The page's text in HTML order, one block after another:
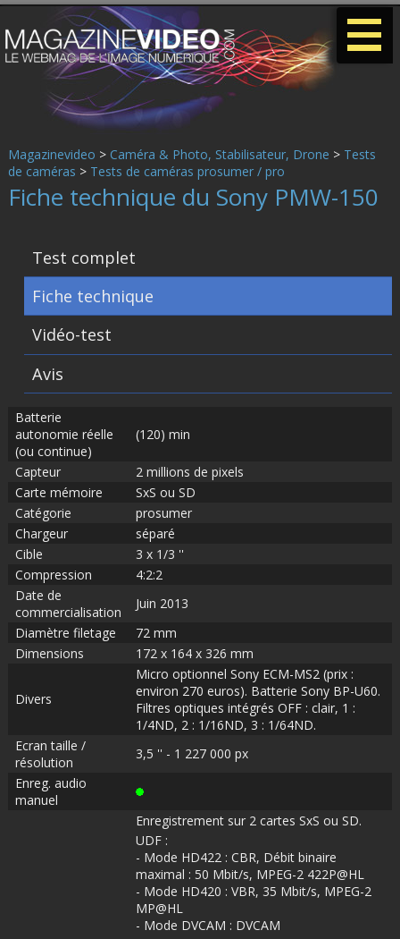
Magazinevideo > Caméra & Photo, Stabilisateur, Drone > Tests
de caméras > Tests de caméras prosumer / pro
Fiche technique du Sony PMW-150
Test complet
Fiche technique
Vidéo-test
Avis
Batterie
autonomie réelle
(ou continue)
(120) min
Capteur
2 millions de pixels
Carte mémoire
SxS ou SD
Catégorie
prosumer
Chargeur
séparé
Cible
3 x 1/3 ''
Compression
4:2:2
Date de
commercialisation
Juin 2013
Diamètre filetage
72 mm
Dimensions
172 x 164 x 326 mm
Divers
Micro optionnel Sony ECM-MS2 (prix :
environ 270 euros). Batterie Sony BP-U60.
Filtres optiques intégrés OFF : clair, 1 :
1/4ND, 2 : 1/16ND, 3 : 1/64ND.
Ecran taille /
résolution
3,5 '' - 1 227 000 px
Enreg. audio
manuel
Enregistrement sur 2 cartes SxS ou SD.
UDF :
- Mode HD422 : CBR, Débit binaire
maximal : 50 Mbit/s, MPEG-2 422P@HL
- Mode HD420 : VBR, 35 Mbit/s, MPEG-2
MP@HL
- Mode DVCAM : DVCAM
-
-
-